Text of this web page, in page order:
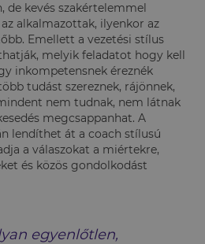
de kevés szakértelemmel
alkalmazottak, ilyenkor az
Emellett a vezetési stílus
melyik feladatot hogy kell
inkompetensnek éreznék
tudást szereznek, rájönnek,
nem tudnak, nem látnak
megcsappanhat. A
lendíthet át a coach stílusú
a válaszokat a miértekre,
és közös gondolkodást
egyenlőtlen,